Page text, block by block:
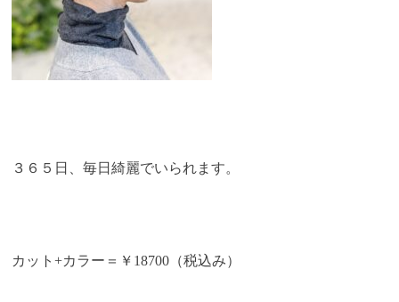
３６５日、毎日綺麗でいられます。
カット+カラー＝￥18700（税込み）